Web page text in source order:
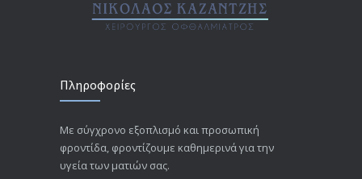
Πληροφορίες
Με σύγχρονο εξοπλισμό και προσωπική
φροντίδα, φροντίζουμε καθημερινά για την
υγεία των ματιών σας.